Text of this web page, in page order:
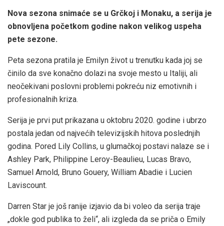
Nova sezona snimaće se u Grčkoj i Monaku, a serija je
obnovljena početkom godine nakon velikog uspeha
pete sezone.
Peta sezona pratila je Emilyn život u trenutku kada joj se
činilo da sve konačno dolazi na svoje mesto u Italiji, ali
neočekivani poslovni problemi pokreću niz emotivnih i
profesionalnih kriza.
Serija je prvi put prikazana u oktobru 2020. godine i ubrzo
postala jedan od najvećih televizijskih hitova poslednjih
godina. Pored Lily Collins, u glumačkoj postavi nalaze se i
Ashley Park, Philippine Leroy-Beaulieu, Lucas Bravo,
Samuel Arnold, Bruno Gouery, William Abadie i Lucien
Laviscount.
Darren Star je još ranije izjavio da bi voleo da serija traje
„dokle god publika to želi“, ali izgleda da se priča o Emily